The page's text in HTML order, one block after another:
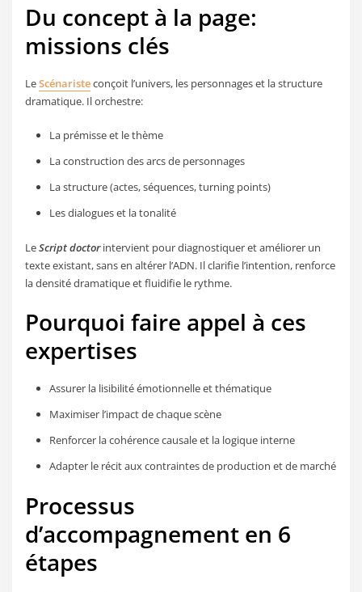
Du concept à la page:
missions clés
LeScénaristeconçoit l’univers, les personnages et la structure
dramatique. Il orchestre:
La prémisse et le thème
La construction des arcs de personnages
La structure (actes, séquences, turning points)
Les dialogues et la tonalité
LeScript doctorintervient pour diagnostiquer et améliorer un
texte existant, sans en altérer l’ADN. Il clarifie l’intention, renforce
la densité dramatique et fluidifie le rythme.
Pourquoi faire appel à ces
expertises
Assurer la lisibilité émotionnelle et thématique
Maximiser l’impact de chaque scène
Renforcer la cohérence causale et la logique interne
Adapter le récit aux contraintes de production et de marché
Processus
d’accompagnement en 6
étapes